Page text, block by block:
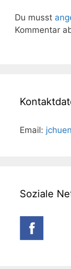
Du musst
Kommentar
Email:
Soziale